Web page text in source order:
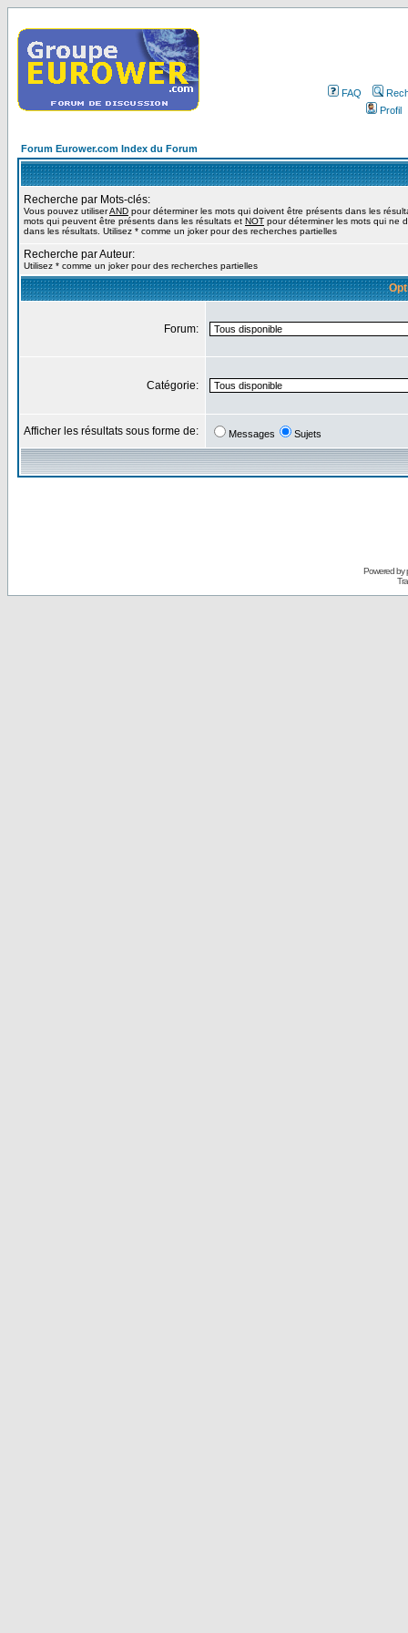
FAQ
Profil
Forum Eurower.com Index du Forum
Recherche par Mots-clés:
Vous pouvez utiliserAND pour déterminer les mots qui doivent être présents dans les
mots qui peuvent être présents dans les résultats et NOT pour déterminer les mots qui ne
dans les résultats. Utilisez * comme un joker pour des recherches partielles
Recherche par Auteur:
Utilisez * comme un joker pour des recherches partielles
Forum:
Catégorie:
Afficher les résultats sous forme de: Messages Sujets
Powered by